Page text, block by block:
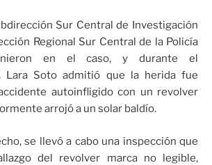
Sur Central de Investigación
Regional Sur Central de la Policía
en el caso, y durante el
Lara Soto admitió que la herida fue
autoinfligido con un revolver
arrojó a un solar baldío.
se llevó a cabo una inspección que
del revolver marca no legible,